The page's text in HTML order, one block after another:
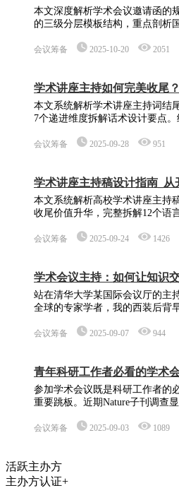
本文深度解析学术会议邀请函的
的三级分层模板结构，重点剖析
专业性与亲和力，特别探讨电子
会议筹备 2025-10-20 2051
学术讲座主持如何完美收尾
礼仪到话术的完整指南
本文系统解析学术讲座主持词结
7个递进维度拆解话术设计要点
行动引导三重目标，为学术主持
会议筹备 2025-09-28 951
学术讲座主持稿设计指南_
本文系统解析高校学术讲座主持
收尾价值升华，完整拆解12个语
术，助力打造高规格学术交流平台
会议筹备 2025-09-24 1426
学术会议主持：如何让知识
站在清华大学某国际会议厅的主
全球的专家学者，我的西装后背
开？正是这次刻骨铭心的经历，
会议筹备 2025-09-07 944
青年科研工作者必看的学术
参加学术会议既是科研工作者的
重要跳板。近期Nature子刊调查
背景下，如何在人工智能时代做
会议筹备 2025-09-03 1089
活跃主办方
主办方认证+